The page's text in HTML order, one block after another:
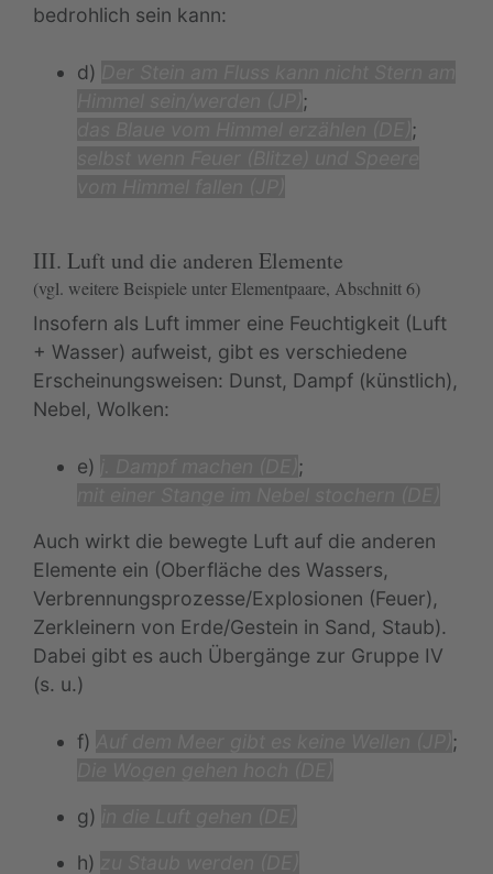
bedrohlich sein kann:
d)
;
;
III. Luft und die anderen Elemente
(vgl. weitere Beispiele unter Elementpaare, Abschnitt 6)
Insofern als Luft immer eine Feuchtigkeit (Luft
+ Wasser) aufweist, gibt es verschiedene
Erscheinungsweisen: Dunst, Dampf (künstlich),
Nebel, Wolken:
e)
;
Auch wirkt die bewegte Luft auf die anderen
Elemente ein (Oberfläche des Wassers,
Verbrennungsprozesse/Explosionen (Feuer),
Zerkleinern von Erde/Gestein in Sand, Staub).
Dabei gibt es auch Übergänge zur Gruppe IV
(s. u.)
f)
;
g)
h)